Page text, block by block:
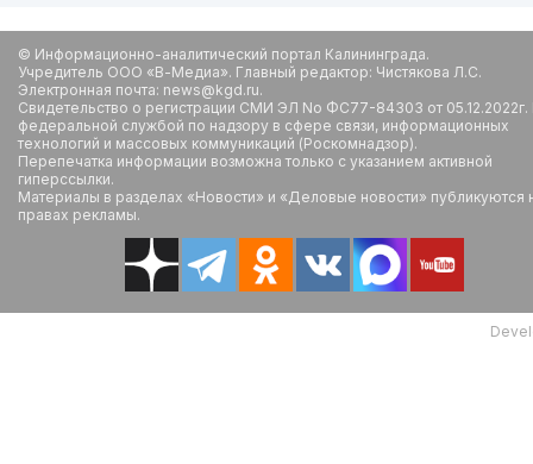
© Информационно-аналитический портал Калининграда.
Учредитель ООО «В-Медиа». Главный редактор: Чистякова Л.С.
Электронная почта: news@kgd.ru.
Свидетельство о регистрации СМИ ЭЛ No ФС77-84303 от
федеральной службой по надзору в сфере связи, информационных
технологий и массовых коммуникаций (Роскомнадзор).
Перепечатка информации возможна только с указанием активной
гиперссылки.
Материалы в разделах «Новости» и «Деловые новости» публикуются
правах рекламы.